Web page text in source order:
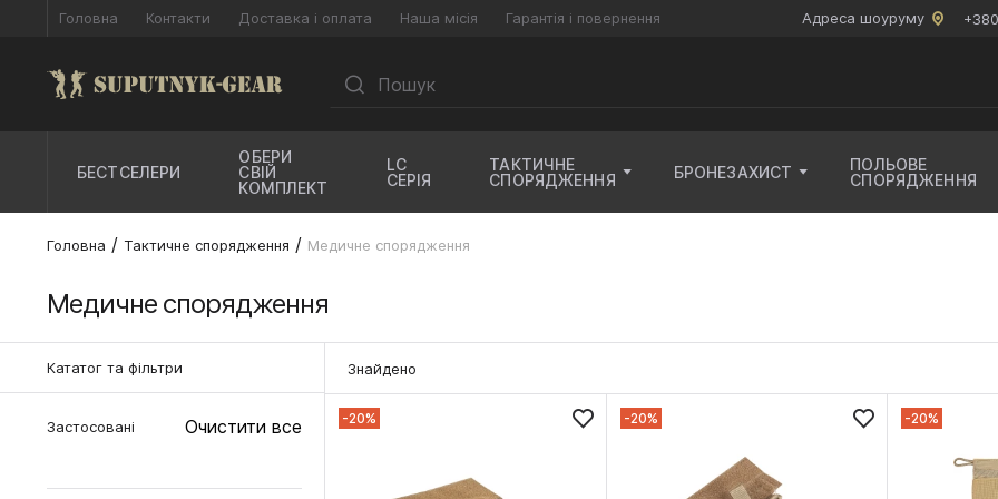
Головна Контакти Доставка і оплата Наша місія Гарантія і повернення Адреса шоуруму
БЕСТСЕЛЕРИ
ОБЕРИ
СВІЙ
КОМПЛЕКТ
LC
СЕРІЯ
ТАКТИЧНЕ
СПОРЯДЖЕННЯ
БРОНЕЗАХИСТ
ПОЛЬОВЕ
СПОРЯДЖЕННЯ
Головна Тактичне спорядження Медичне спорядження
Медичне спорядження
Кататог та фільтри
Застосовані Очистити все
Знайдено
-20% -20% -20%